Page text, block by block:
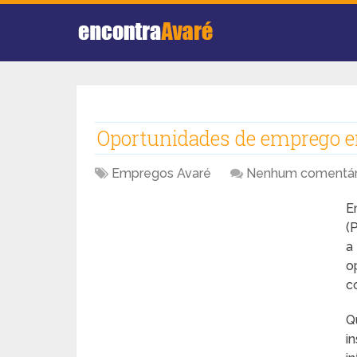
Oportunidades de emprego
Empregos Avaré Nenhum
a